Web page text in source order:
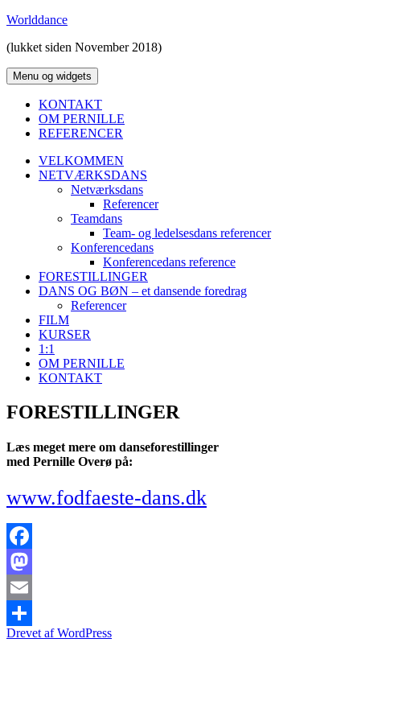
Hop
indhold
Worlddance
(lukket siden November 2018)
Menu og widgets
KONTAKT
OM PERNILLE
REFERENCER
VELKOMMEN
NETVÆRKSDANS
Netværksdans
Referencer
Teamdans
Team- og ledelsesdans referencer
Konferencedans
Konferencedans reference
FORESTILLINGER
DANS OG BØN – et dansende foredrag
Referencer
FILM
KURSER
1:1
OM PERNILLE
KONTAKT
FORESTILLINGER
Læs meget mere om danseforestillinger
med Pernille Overø på:
www.fodfaeste-dans.dk
Facebook
Mastodon
Email
Share
Drevet af WordPress